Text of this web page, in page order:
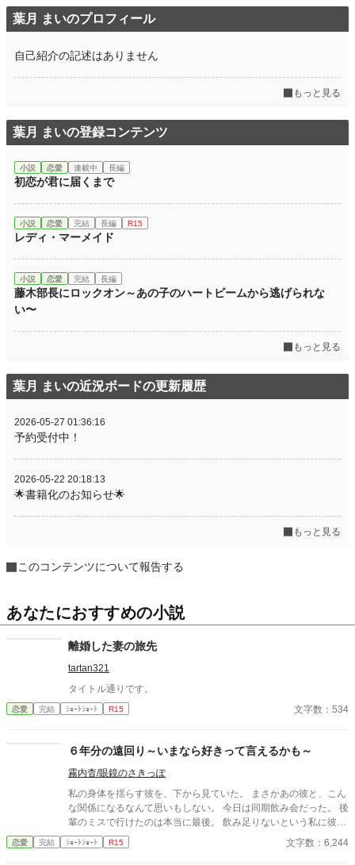
葉月 まいのプロフィール
自己紹介の記述はありません
もっと見る
葉月 まいの登録コンテンツ
小説 恋愛 連載中 長編
初恋が君に届くまで
小説 恋愛 完結 長編 R15
レディ・マーメイド
小説 恋愛 完結 長編
藤木部長にロックオン～あの子のハートビームから逃げられな
い〜
もっと見る
葉月 まいの近況ボードの更新履歴
2026-05-27 01:36:16
予約受付中！
2026-05-22 20:18:13
🌟書籍化のお知らせ🌟
もっと見る
このコンテンツについて報告する
あなたにおすすめの小説
離婚した妻の旅先
tartan321
タイトル通りです。
恋愛 完結 ｼｮｰﾄｼｮｰﾄ R15 文字数：534
６年分の遠回り～いまなら好きって言えるかも～
霧内杳/眼鏡のさきっぽ
私の身体を揺らす彼を、下から見ていた。 まさかあの彼と、こん
な関係になるなんて思いもしない。 今日は同期飲み会だった。 後
輩のミスで行けたのは本当に最後。 飲み足りないという私に彼は
付き合ってくれた。 彼とは入社当時、部署は違ったが同じ仕事に
携わっていた。 きっとあの頃のわたしは、彼が好きだったんだと
恋愛 完結 ｼｮｰﾄｼｮｰﾄ R15 文字数：6,244